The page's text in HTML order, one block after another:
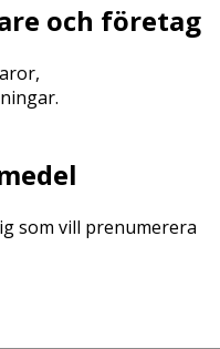
och företag
som vill prenumerera